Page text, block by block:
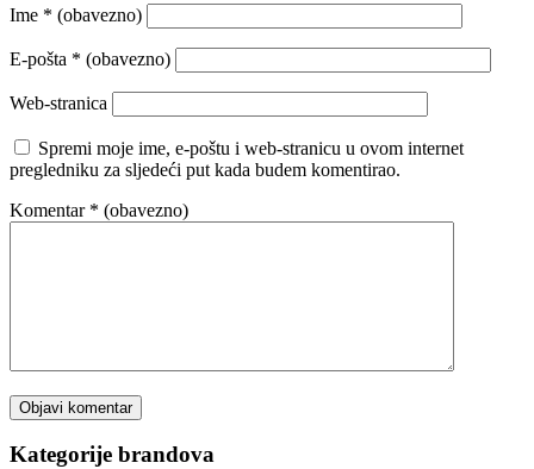
Ime * (obavezno)
E-pošta * (obavezno)
Web-stranica
Spremi moje ime, e-poštu i web-stranicu u ovom internet
pregledniku za sljedeći put kada budem komentirao.
Komentar * (obavezno)
Kategorije brandova